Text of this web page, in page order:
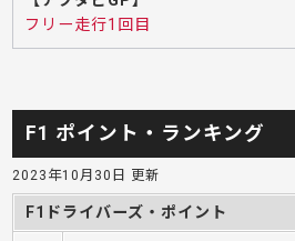
フリー走行1回目
F1 ポイント・ランキング
2023年10月30日 更新
F1ドライバーズ・ポイント